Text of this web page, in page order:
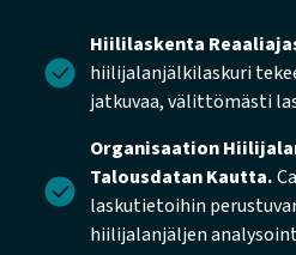
Hiililaskenta
hiilijalanjälkilaskuri
jatkuvaa, välittömästi
Organisaation
Talousdatan Kautta.
laskutietoihin
hiilijalanjäljen